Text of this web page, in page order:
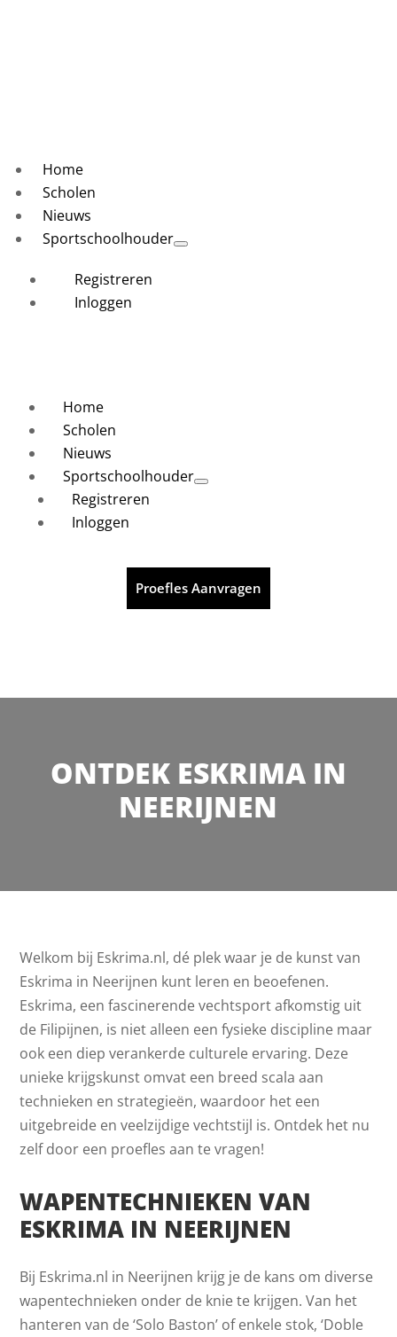
Home
Scholen
Nieuws
Sportschoolhouder
Registreren
Inloggen
Home
Scholen
Nieuws
Sportschoolhouder
Registreren
Inloggen
Proefles Aanvragen
ONTDEK ESKRIMA IN
NEERIJNEN
Welkom bij Eskrima.nl, dé plek waar je de kunst van
Eskrima in Neerijnen kunt leren en beoefenen.
Eskrima, een fascinerende vechtsport afkomstig uit
de Filipijnen, is niet alleen een fysieke discipline maar
ook een diep verankerde culturele ervaring. Deze
unieke krijgskunst omvat een breed scala aan
technieken en strategieën, waardoor het een
uitgebreide en veelzijdige vechtstijl is. Ontdek het nu
zelf door een proefles aan te vragen!
WAPENTECHNIEKEN VAN
ESKRIMA IN NEERIJNEN
Bij Eskrima.nl in Neerijnen krijg je de kans om diverse
wapentechnieken onder de knie te krijgen. Van het
hanteren van de ‘Solo Baston’ of enkele stok, ‘Doble